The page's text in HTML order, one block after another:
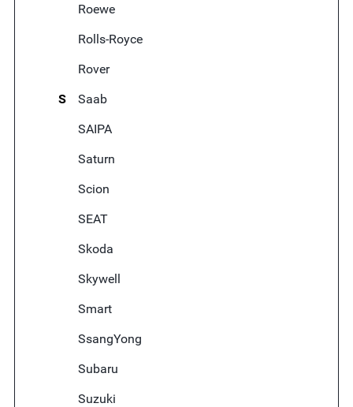
Roewe
Rolls-Royce
Rover
S
Saab
SAIPA
Saturn
Scion
SEAT
Skoda
Skywell
Smart
SsangYong
Subaru
Suzuki